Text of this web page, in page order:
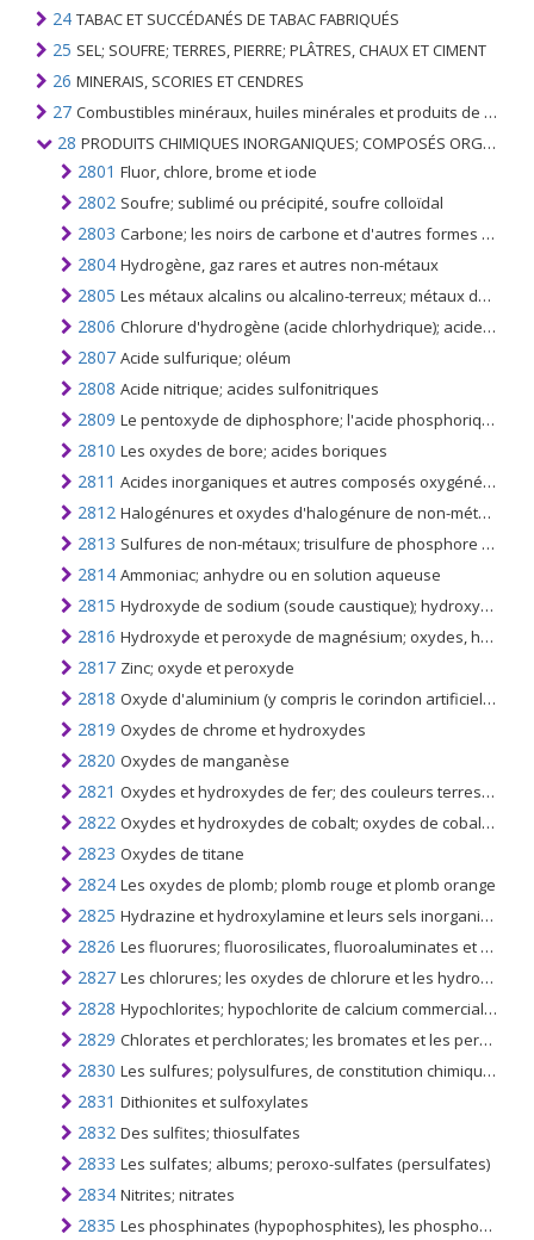
24 TABAC ET SUCCÉDANÉS DE TABAC FABRIQUÉS
25 SEL; SOUFRE; TERRES, PIERRE; PLÂTRES, CHAUX ET CIMENT
26 MINERAIS, SCORIES ET CENDRES
27 Combustibles minéraux, huiles minérales et produits de leur distillation; SUBSTANCES BITUMINEUSES; CIRES MINÉRALES
28 PRODUITS CHIMIQUES INORGANIQUES; COMPOSÉS ORGANIQUES ET INORGANIQUES DE MÉTAUX PRÉCIEUX; DE MÉTAUX DES TERRES RARES, D'ÉLÉMENTS RADIOACTIFS ET D'ISOTOPES
2801 Fluor, chlore, brome et iode
2802 Soufre; sublimé ou précipité, soufre colloïdal
2803 Carbone; les noirs de carbone et d'autres formes de carbone, n.c.a.
2804 Hydrogène, gaz rares et autres non-métaux
2805 Les métaux alcalins ou alcalino-terreux; métaux des terres rares, scandium et yttrium, même mélangés ou alliés entre eux; Mercure
2806 Chlorure d'hydrogène (acide chlorhydrique); acide chlorosulfurique
2807 Acide sulfurique; oléum
2808 Acide nitrique; acides sulfonitriques
2809 Le pentoxyde de diphosphore; l'acide phosphorique et les acides polyphosphoriques
2810 Les oxydes de bore; acides boriques
2811 Acides inorganiques et autres composés oxygénés inorganiques de non-métaux; n.c.a. dans le n ° 2806 à 2810
2812 Halogénures et oxydes d'halogénure de non-métaux
2813 Sulfures de non-métaux; trisulfure de phosphore commercial
2814 Ammoniac; anhydre ou en solution aqueuse
2815 Hydroxyde de sodium (soude caustique); hydroxyde de potassium (potasse caustique) peroxydes de sodium ou de potassium
2816 Hydroxyde et peroxyde de magnésium; oxydes, hydroxydes et peroxydes de strontium ou de baryum
2817 Zinc; oxyde et peroxyde
2818 Oxyde d'aluminium (y compris le corindon artificiel); hydroxyde d'aluminium
2819 Oxydes de chrome et hydroxydes
2820 Oxydes de manganèse
2821 Oxydes et hydroxydes de fer; des couleurs terrestres contenant 70% ou plus en poids de fer combiné évalué en Fe2o3
2822 Oxydes et hydroxydes de cobalt; oxydes de cobalt commerciaux
2823 Oxydes de titane
2824 Les oxydes de plomb; plomb rouge et plomb orange
2825 Hydrazine et hydroxylamine et leurs sels inorganiques; d'autres bases inorganiques; autres oxydes, hydroxydes et peroxydes de métaux
2826 Les fluorures; fluorosilicates, fluoroaluminates et autres sels de fluor complexes
2827 Les chlorures; les oxydes de chlorure et les hydroxydes de chlorure; les bromures et les oxydes de bromure; iodures et oxydes d'iodure
2828 Hypochlorites; hypochlorite de calcium commercial; les chlorites; hypobromites
2829 Chlorates et perchlorates; les bromates et les perbromates; iodates et periodates
2830 Les sulfures; polysulfures, de constitution chimique définie ou non
2831 Dithionites et sulfoxylates
2832 Des sulfites; thiosulfates
2833 Les sulfates; albums; peroxo-sulfates (persulfates)
2834 Nitrites; nitrates
2835 Les phosphinates (hypophosphites), les phosphonates (phosphites) et les phosphates; et polyphosphates, de constitution chimique définie ou non